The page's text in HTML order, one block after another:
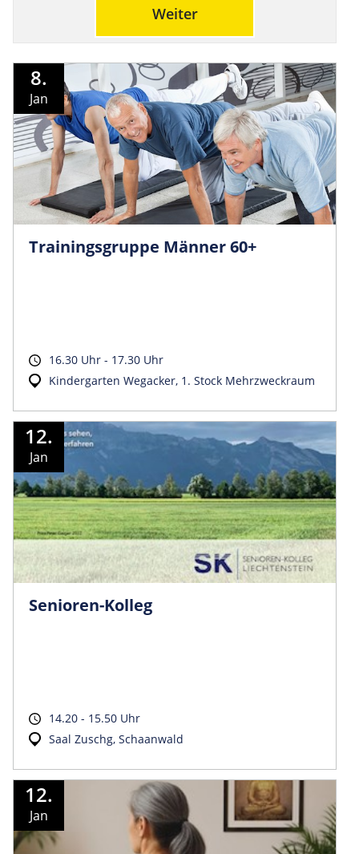
Weiter
8.
Jan
Trainingsgruppe Männer 60+
16.30 Uhr - 17.30 Uhr
Kindergarten Wegacker, 1. Stock Mehrzweckraum
12.
Jan
Senioren-Kolleg
14.20 - 15.50 Uhr
Saal Zuschg, Schaanwald
12.
Jan